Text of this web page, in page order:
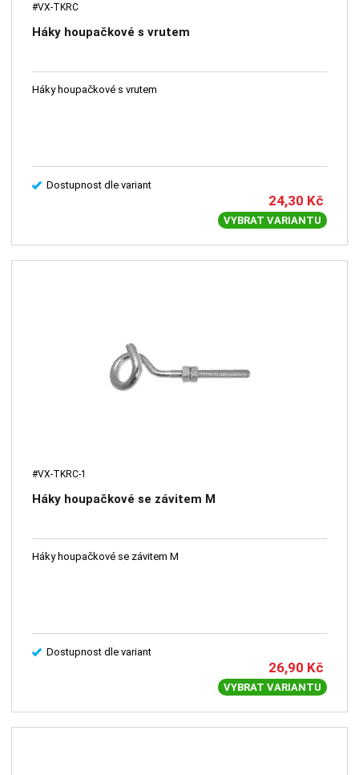
#VX-TKRC
Háky houpačkové s vrutem
Háky houpačkové s vrutem
Dostupnost dle variant
24,30 Kč
VYBRAT VARIANTU
#VX-TKRC-1
Háky houpačkové se závitem M
Háky houpačkové se závitem M
Dostupnost dle variant
26,90 Kč
VYBRAT VARIANTU